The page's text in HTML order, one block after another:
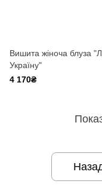
Вишита жіноча блуза
Україну"
4 170₴